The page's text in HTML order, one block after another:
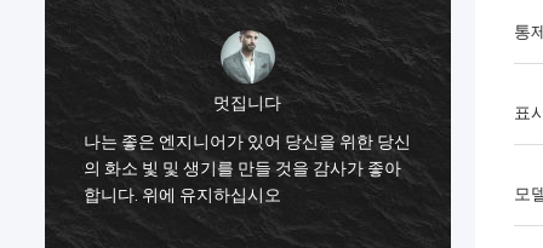
샤리
한 쌍의 비슷한 사각 헤드 부츠를 구입하기
전에 윈터앱에아란스는 매우 높습니다, 그것
이 조화되기에는 너무 좋은고 지금 지치고 구
입하기 때문에 부츠가 그러한 스타일, 이 wi
를 단계적으로 시행할 것입니다...
입하
통
표
모